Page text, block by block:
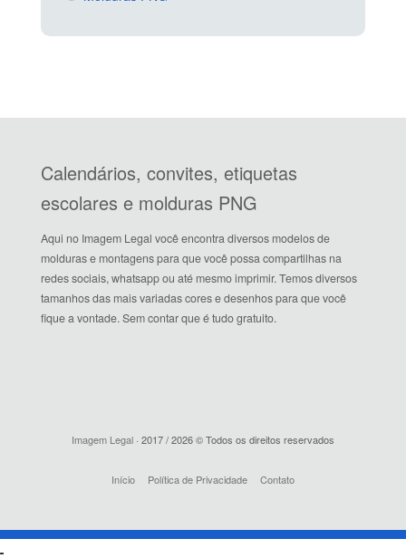
Calendários, convites, etiquetas
escolares e molduras PNG
Aqui no Imagem Legal você encontra diversos modelos de
molduras e montagens para que você possa compartilhas na
redes sociais, whatsapp ou até mesmo imprimir. Temos diversos
tamanhos das mais variadas cores e desenhos para que você
fique a vontade. Sem contar que é tudo gratuito.
Imagem Legal · 2017 / 2026 © Todos os direitos reservados
Início Política de Privacidade Contato